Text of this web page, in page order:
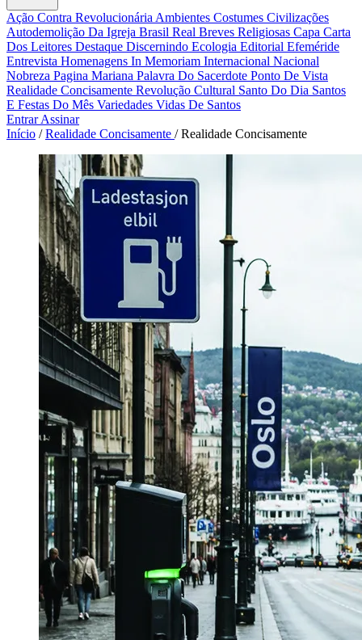
Ação Contra Revolucionária Ambientes Costumes Civilizações
Autodemolição Da Igreja Brasil Real Breves Religiosas Capa Carta
Dos Leitores Destaque Discernindo Ecologia Editorial Efeméride
Entrevista Homenagens In Memoriam Internacional Nacional
Nobreza Pagina Mariana Palavra Do Sacerdote Ponto De Vista
Realidade Concisamente Revolução Cultural Santo Do Dia Santos
E Festas Do Mês Variedades Vidas De Santos
EntrarAssinar
Início / Realidade Concisamente / Realidade Concisamente